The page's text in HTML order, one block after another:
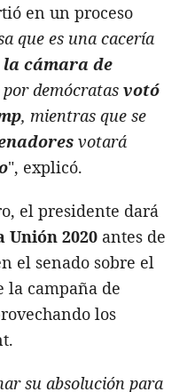
en un proceso
que es una cacería
la cámara de
demócratas votó
, mientras que se
votará
", explicó.
el presidente dará
Unión 2020 antes de
el senado sobre el
campaña de
los
su absolución para